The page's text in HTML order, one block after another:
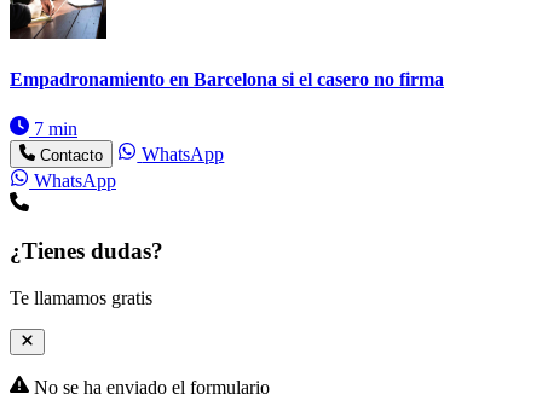
Empadronamiento en Barcelona si el casero no firma
7 min
Contacto
WhatsApp
WhatsApp
¿Tienes dudas?
Te llamamos gratis
No se ha enviado el formulario